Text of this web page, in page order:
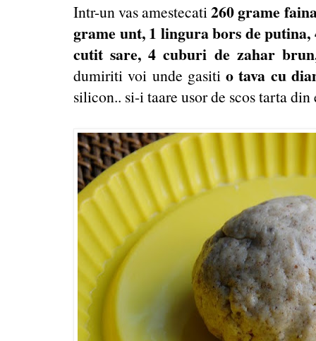
Intr-un vas amestecati260 grame
grame unt, 1 lingura bors de
cutit sare, 4 cuburi de zahar
dumiriti voi unde gasitio tava cu
silicon.. si-i taare usor de scos tarta